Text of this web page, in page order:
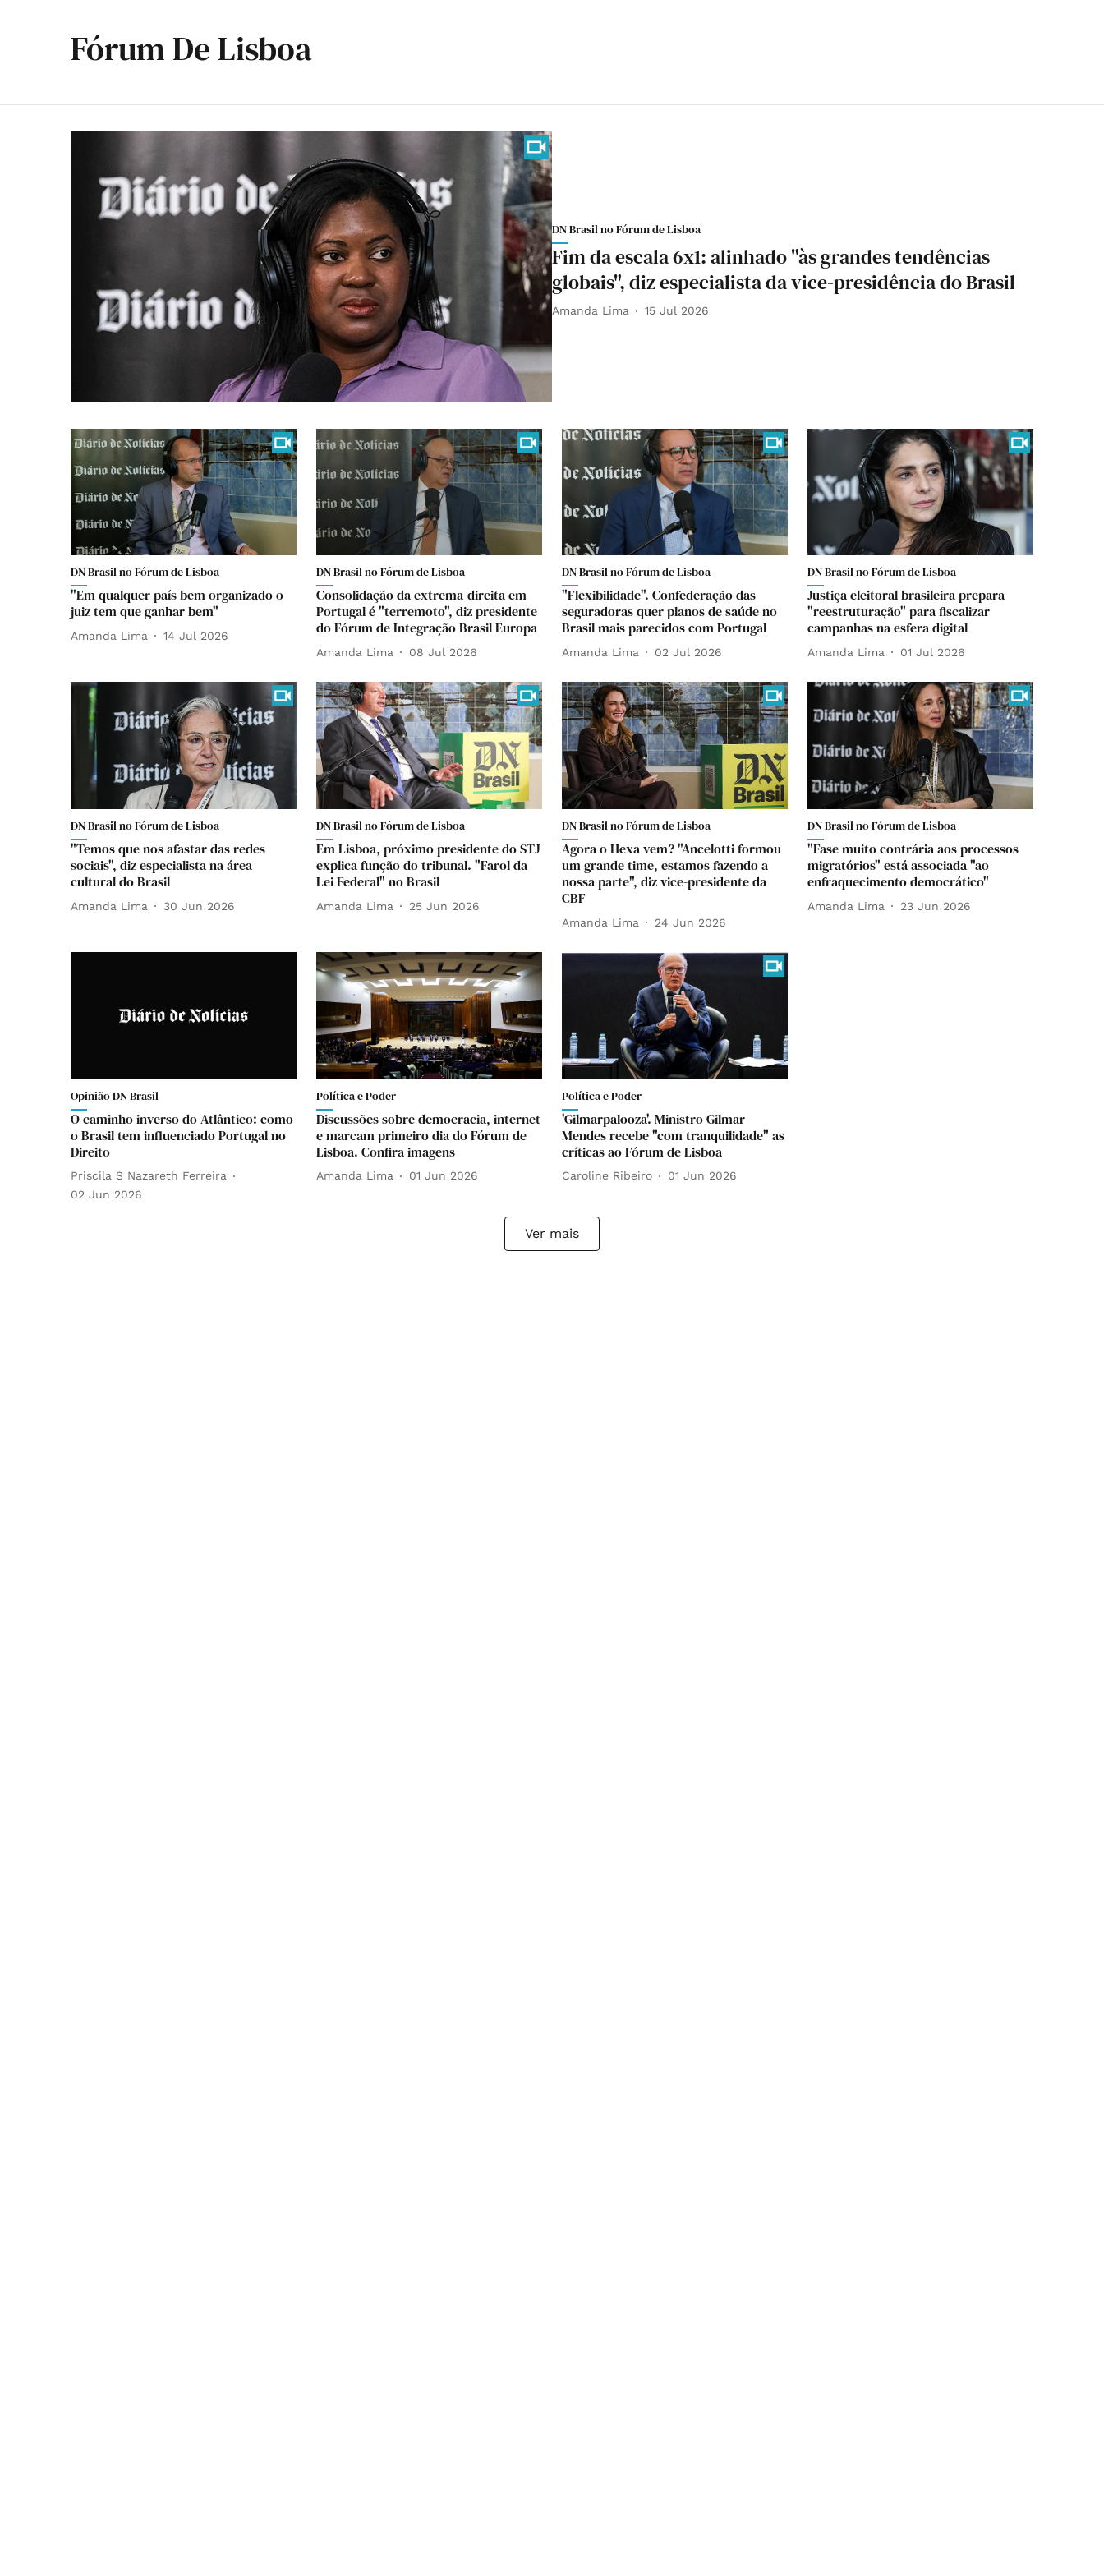
Fórum De Lisboa
DN Brasil no Fórum de Lisboa
Fim da escala 6x1: alinhado "às grandes tendências
globais", diz especialista da vice-presidência do Brasil
Amanda Lima 15 Jul 2026
DN Brasil no Fórum de Lisboa
"Em qualquer país bem organizado o
juiz tem que ganhar bem"
Amanda Lima 14 Jul 2026
DN Brasil no Fórum de Lisboa
Consolidação da extrema-direita em
Portugal é "terremoto", diz presidente
do Fórum de Integração Brasil Europa
Amanda Lima 08 Jul 2026
DN Brasil no Fórum de Lisboa
"Flexibilidade". Confederação das
seguradoras quer planos de saúde no
Brasil mais parecidos com Portugal
Amanda Lima 02 Jul 2026
DN Brasil no Fórum de Lisboa
Justiça eleitoral brasileira prepara
"reestruturação" para fiscalizar
campanhas na esfera digital
Amanda Lima 01 Jul 2026
DN Brasil no Fórum de Lisboa
"Temos que nos afastar das redes
sociais", diz especialista na área
cultural do Brasil
Amanda Lima 30 Jun 2026
DN Brasil no Fórum de Lisboa
Em Lisboa, próximo presidente do STJ
explica função do tribunal. "Farol da
Lei Federal" no Brasil
Amanda Lima 25 Jun 2026
DN Brasil no Fórum de Lisboa
Agora o Hexa vem? "Ancelotti formou
um grande time, estamos fazendo a
nossa parte", diz vice-presidente da
CBF
Amanda Lima 24 Jun 2026
DN Brasil no Fórum de Lisboa
"Fase muito contrária aos processos
migratórios" está associada "ao
enfraquecimento democrático"
Amanda Lima 23 Jun 2026
Opinião DN Brasil
O caminho inverso do Atlântico: como
o Brasil tem influenciado Portugal no
Direito
Priscila S Nazareth Ferreira
02 Jun 2026
Política e Poder
Discussões sobre democracia, internet
e marcam primeiro dia do Fórum de
Lisboa. Confira imagens
Amanda Lima 01 Jun 2026
Política e Poder
'Gilmarpalooza'. Ministro Gilmar
Mendes recebe "com tranquilidade" as
críticas ao Fórum de Lisboa
Caroline Ribeiro 01 Jun 2026
Ver mais